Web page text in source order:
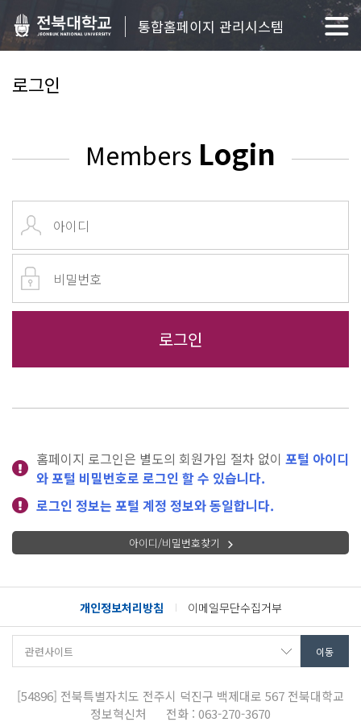
통합홈페이지 관리시스템
로그인
Members Login
홈페이지 로그인은 별도의 회원가입 절차 없이 포털 아이디
와 포털 비밀번호로 로그인 할 수 있습니다.
로그인 정보는 포털 계정 정보와 동일합니다.
아이디/비밀번호찾기
개인정보처리방침 이메일무단수집거부
[54896] 전북특별자치도 전주시 덕진구 백제대로 567 전북대학교
정보혁신처
전화 : 063-270-3670